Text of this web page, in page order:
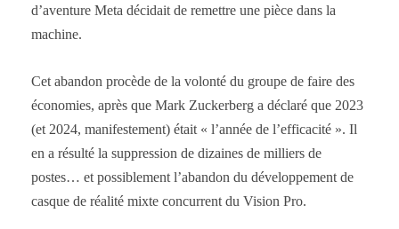
d’aventure Meta décidait de remettre une pièce dans la
machine.
Cet abandon procède de la volonté du groupe de faire des
économies, après que Mark Zuckerberg a déclaré que 2023
(et 2024, manifestement) était « l’année de l’efficacité ». Il
en a résulté la suppression de dizaines de milliers de
postes… et possiblement l’abandon du développement de
casque de réalité mixte concurrent du Vision Pro.